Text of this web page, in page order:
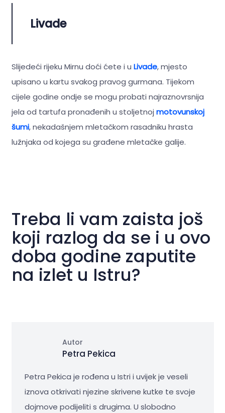
Livade
Slijedeći rijeku Mirnu doći ćete i u Livade, mjesto
upisano u kartu svakog pravog gurmana. Tijekom
cijele godine ondje se mogu probati najraznovrsnija
jela od tartufa pronađenih u stoljetnoj motovunskoj
šumi, nekadašnjem mletačkom rasadniku hrasta
lužnjaka od kojega su građene mletačke galije.
Treba li vam zaista još
koji razlog da se i u ovo
doba godine zaputite
na izlet u Istru?
Autor
Petra Pekica
Petra Pekica je rođena u Istri i uvijek je veseli
iznova otkrivati njezine skrivene kutke te svoje
dojmove podijeliti s drugima. U slobodno